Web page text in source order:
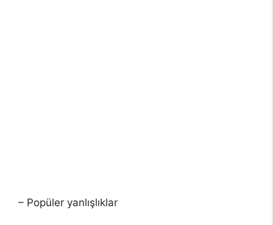
– Popüler yanlışlıklar